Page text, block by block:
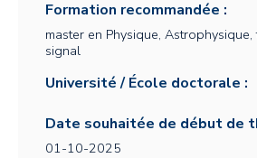
Formation recommandée :
master en Physique,
signal
Université / École doctorale :
Date souhaitée de début de
01-10-2025